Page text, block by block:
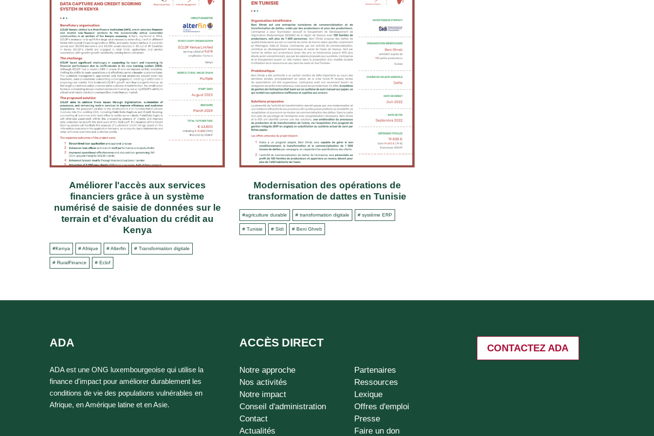
Améliorer l'accès aux services
financiers grâce à un système
numérisé de saisie de données sur le
terrain et d'évaluation du crédit au
Kenya
#Kenya # Afrique # Alterfin # Transformation digitale
# RuralFinance # Eclof
Modernisation des opérations de
transformation de dattes en Tunisie
#agriculture durable # transformation digitale # système ERP
# Tunisie # Sidi # Beni Ghreb
ADA
ADA est une ONG luxembourgeoise qui utilise la
finance d'impact pour améliorer durablement les
conditions de vie des populations vulnérables en
Afrique, en Amérique latine et en Asie.
ACCÈS DIRECT
ADA-
footer
Notre approche
Nos activités
Notre impact
Conseil d'administration
Contact
Actualités
Partenaires
Ressources
Lexique
Offres d'emploi
Presse
Faire un don
CONTACTEZ ADA